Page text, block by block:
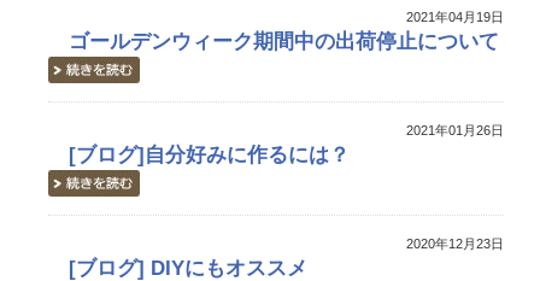
2021年04月19日
ゴールデンウィーク期間中の出荷停止について
2021年01月26日
[ブログ]自分好みに作るには？
2020年12月23日
[ブログ] DIYにもオススメ